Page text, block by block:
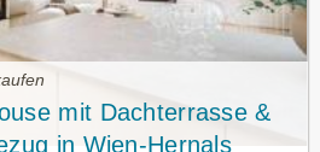
mit Dachterrasse &
in Wien-Hernals